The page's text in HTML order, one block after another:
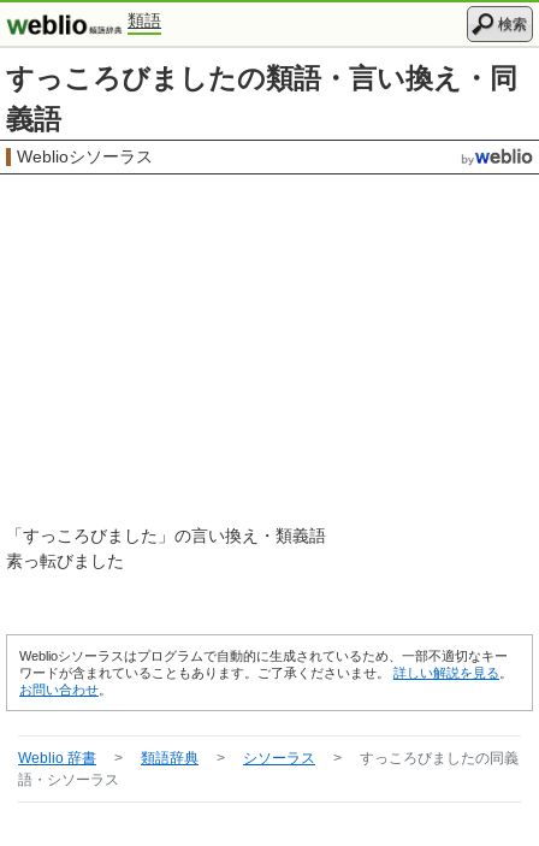
類語 検索
すっころびましたの類語・言い換え・同
義語
Weblioシソーラス
「すっころびました 」の言い換え・類義語
素っ転びました
Weblioシソーラスはプログラムで自動的に生成されているため、一部不適切なキー
ワードが含まれていることもあります。ご了承くださいませ。 詳しい解説を見る
お問い合わせ
Weblio 辞書 > 類語辞典 > シソーラス > すっころびましたの同義
語・シソーラス